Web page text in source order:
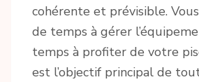
cohérente et prévisible.
de temps à gérer
temps à profiter de votre
est l’objectif principal de